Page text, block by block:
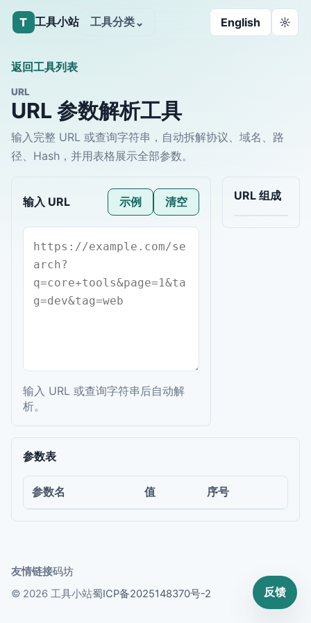
T 工具小站 工具分类⌄ English ☼
返回工具列表
URL
URL 参数解析工具
输入完整 URL 或查询字符串，自动拆解协议、域名、路
径、Hash，并用表格展示全部参数。
输入 URL 示例 清空
输入 URL 或查询字符串后自动解
析。
URL 组成
参数表
参数名 值 序号
友情链接码坊
© 2026 工具小站蜀ICP备2025148370号-2 反馈